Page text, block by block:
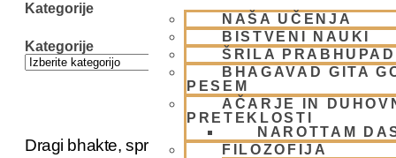
NAŠA UČENJA
BISTVENI NAUKI
ŠRILA
BHAGAVAD GITA
PESEM
AČARJE IN
PRETEKLOSTI
NAROTTAM
FILOZOFIJA
Kategorije
Kategorije
Dragi bhakte, sprejmite naše ponižno spoštovanje.